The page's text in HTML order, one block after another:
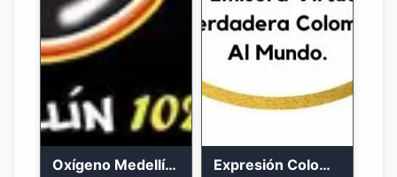
Oxígeno Medellín 90.9 FM en vivo Expresión Colombia Radio en vivo 24/7